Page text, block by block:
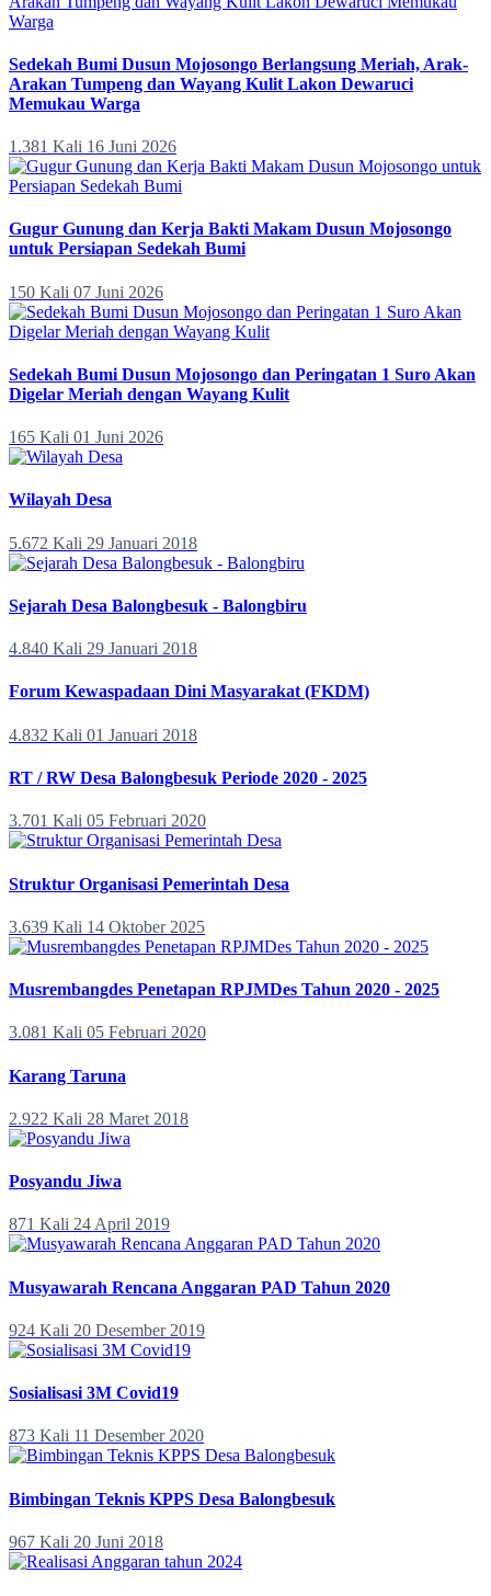
Sedekah Bumi Dusun Mojosongo Berlangsung Meriah, Arak-
Arakan Tumpeng dan Wayang Kulit Lakon Dewaruci
Memukau Warga
1.381 Kali 16 Juni 2026
Gugur Gunung dan Kerja Bakti Makam Dusun Mojosongo
untuk Persiapan Sedekah Bumi
150 Kali 07 Juni 2026
Sedekah Bumi Dusun Mojosongo dan Peringatan 1 Suro Akan
Digelar Meriah dengan Wayang Kulit
165 Kali 01 Juni 2026
Wilayah Desa
5.672 Kali 29 Januari 2018
Sejarah Desa Balongbesuk - Balongbiru
4.840 Kali 29 Januari 2018
Forum Kewaspadaan Dini Masyarakat (FKDM)
4.832 Kali 01 Januari 2018
RT / RW Desa Balongbesuk Periode 2020 - 2025
3.701 Kali 05 Februari 2020
Struktur Organisasi Pemerintah Desa
3.639 Kali 14 Oktober 2025
Musrembangdes Penetapan RPJMDes Tahun 2020 - 2025
3.081 Kali 05 Februari 2020
Karang Taruna
2.922 Kali 28 Maret 2018
Posyandu Jiwa
871 Kali 24 April 2019
Musyawarah Rencana Anggaran PAD Tahun 2020
924 Kali 20 Desember 2019
Sosialisasi 3M Covid19
873 Kali 11 Desember 2020
Bimbingan Teknis KPPS Desa Balongbesuk
967 Kali 20 Juni 2018